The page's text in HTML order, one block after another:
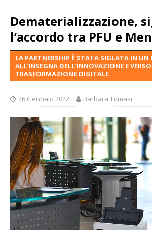
Dematerializzazione,
l’accordo tra PFU e
LA PARTNERSHIP È STATA SIGLATA IN UN
ALL’INSEGNA DELL’INNOVAZIONE E
TRASFORMAZIONE DIGITALE.
26 Gennaio 2022 Barbara Tomasi